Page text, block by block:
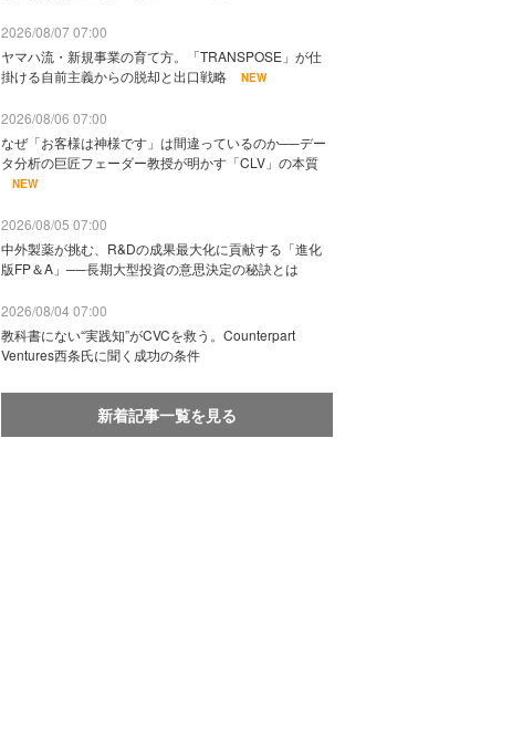
2026/08/07 07:00
ヤマハ流・新規事業の育て方。「TRANSPOSE」が仕
掛ける自前主義からの脱却と出口戦略
NEW
2026/08/06 07:00
なぜ「お客様は神様です」は間違っているのか──デー
タ分析の巨匠フェーダー教授が明かす「CLV」の本質
NEW
2026/08/05 07:00
中外製薬が挑む、R&Dの成果最大化に貢献する「進化
版FP＆A」──長期大型投資の意思決定の秘訣とは
2026/08/04 07:00
教科書にない“実践知”がCVCを救う。Counterpart
Ventures西条氏に聞く成功の条件
新着記事一覧を見る